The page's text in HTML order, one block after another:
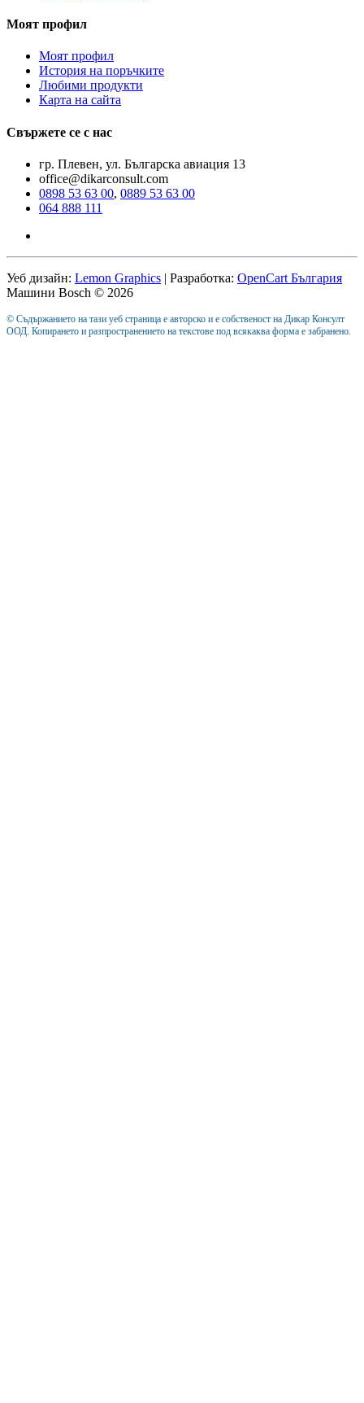
Моят профил
Моят профил
История на поръчките
Любими продукти
Карта на сайта
Свържете се с нас
гр. Плевен, ул. Българска авиация 13
office@dikarconsult.com
0898 53 63 00, 0889 53 63 00
064 888 111
Уеб дизайн: Lemon Graphics | Разработка: OpenCart България
Машини Bosch © 2026
© Съдържанието на тази уеб страница е авторско и е собственост на Дикар Консулт
ООД. Копирането и разпространението на текстове под всякаква форма е забранено.